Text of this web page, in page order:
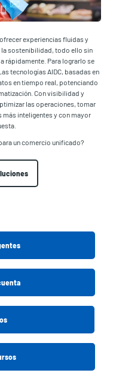
experiencias fluidas y
sostenibilidad, todo ello sin
rápidamente. Para lograrlo se
tecnologías AIDC, basadas en
en tiempo real, potenciando
Con visibilidad y
las operaciones, tomar
inteligentes y con mayor
un comercio unificado?